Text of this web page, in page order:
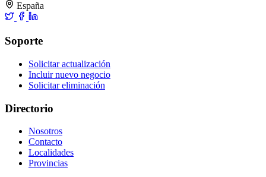
España
Soporte
Solicitar actualización
Incluir nuevo negocio
Solicitar eliminación
Directorio
Nosotros
Contacto
Localidades
Provincias